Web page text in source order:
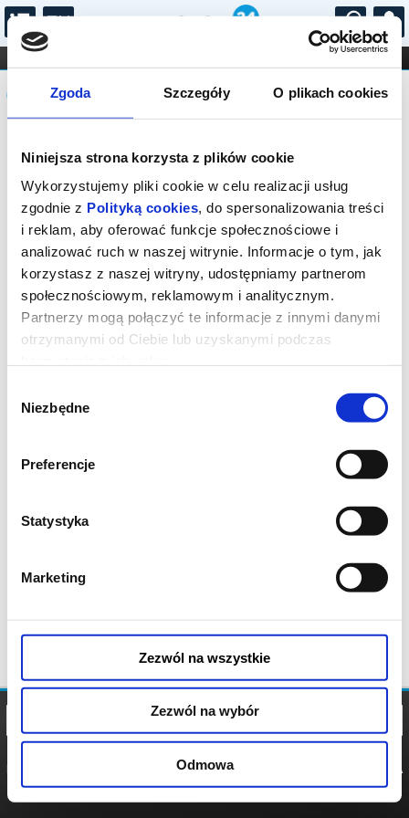
Zgoda Szczegóły O plikach cookies
Niniejsza strona korzysta z plików cookie
Wykorzystujemy pliki cookie w celu realizacji usług
zgodnie z Polityką cookies, do spersonalizowania treści
i reklam, aby oferować funkcje społecznościowe i
analizować ruch w naszej witrynie. Informacje o tym, jak
korzystasz z naszej witryny, udostępniamy partnerom
społecznościowym, reklamowym i analitycznym.
Partnerzy mogą połączyć te informacje z innymi danymi
otrzymanymi od Ciebie lub uzyskanymi podczas
zgody
Niezbędne
Preferencje
Statystyka
Marketing
Zezwól na wszystkie
Zezwól na wybór
Odmowa
...
FILHARMONIA OPERA I BALET
STAND-UP
DLA DZIECI
Komunikat
Sprzedaż biletów na niniejsze
wydarzenie została zakończona. Zapytaj
o dostępność biletów w kasie.
POLITYKA
POLITYKA